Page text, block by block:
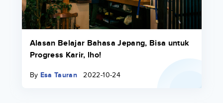
Alasan Belajar Bahasa Jepang, Bisa untuk
Progress Karir, lho!
By Esa Tauran 2022-10-24